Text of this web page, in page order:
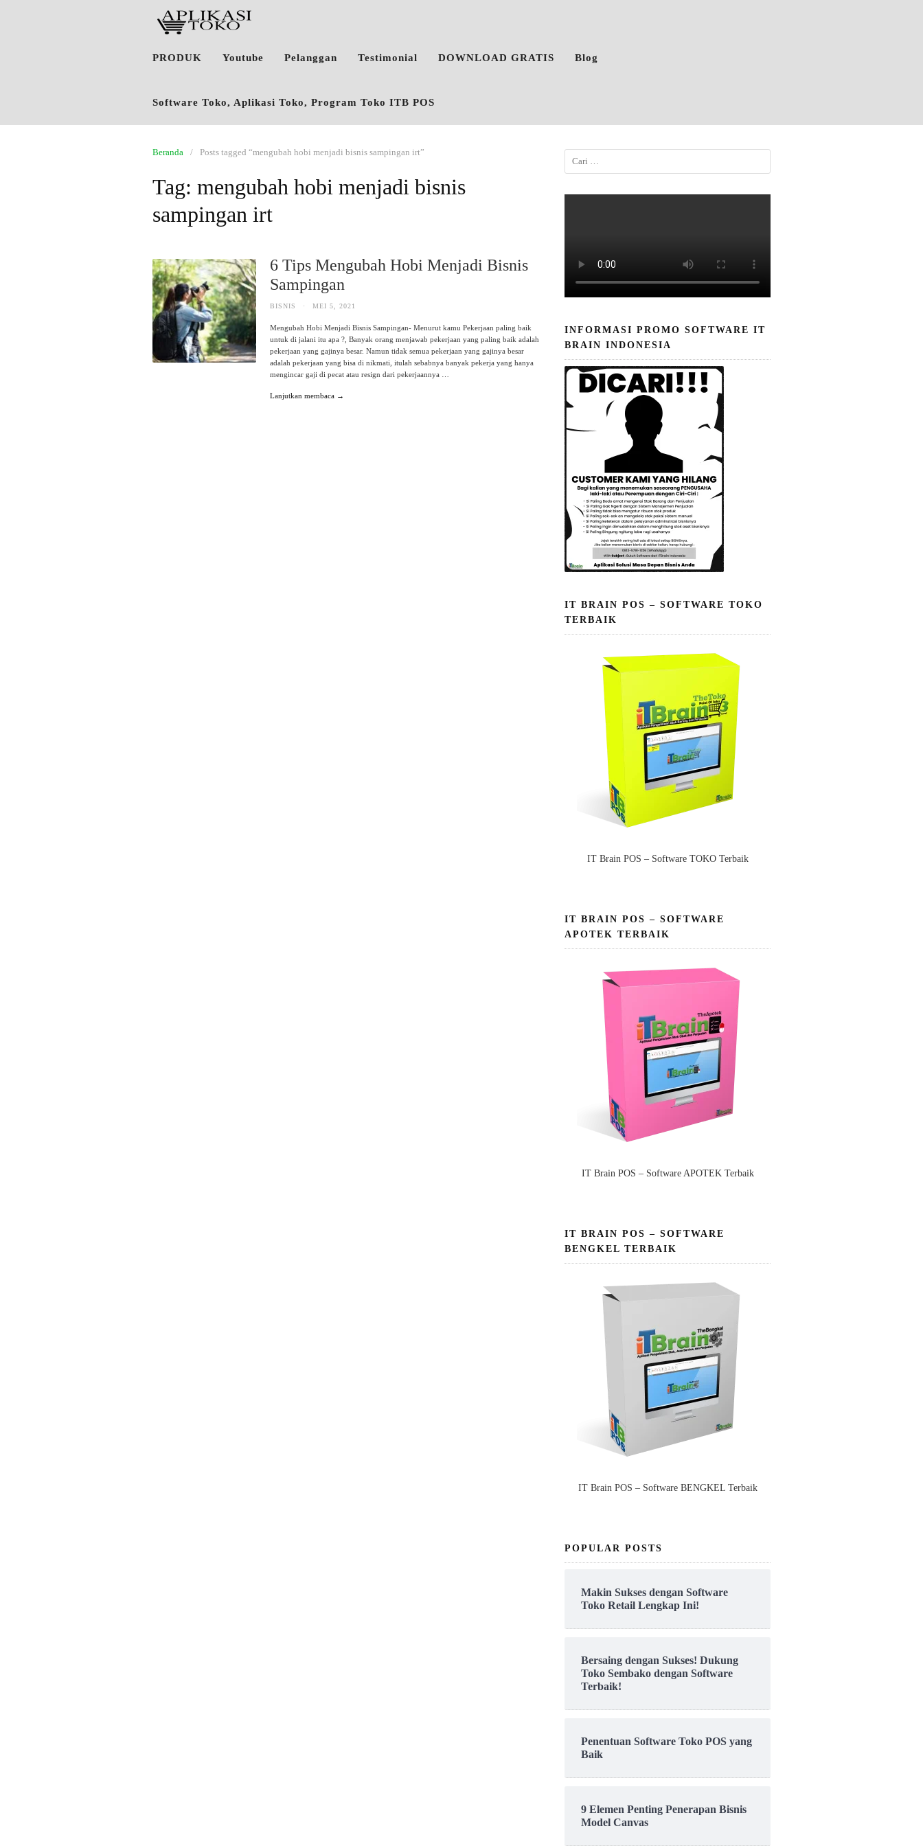
PRODUK Youtube Pelanggan Testimonial DOWNLOAD GRATIS Blog
Software Toko, Aplikasi Toko, Program Toko ITB POS
Beranda Posts tagged “mengubah hobi menjadi bisnis sampingan irt”
Tag: mengubah hobi menjadi bisnis
sampingan irt
6 Tips Mengubah Hobi Menjadi Bisnis
Sampingan
BISNIS · MEI 5, 2021
Mengubah Hobi Menjadi Bisnis Sampingan- Menurut kamu Pekerjaan paling baik
untuk di jalani itu apa ?, Banyak orang menjawab pekerjaan yang paling baik adalah
pekerjaan yang gajinya besar. Namun tidak semua pekerjaan yang gajinya besar
adalah pekerjaan yang bisa di nikmati, itulah sebabnya banyak pekerja yang hanya
mengincar gaji di pecat atau resign dari pekerjaannya …
Lanjutkan membaca →
INFORMASI PROMO SOFTWARE IT
BRAIN INDONESIA
IT BRAIN POS – SOFTWARE TOKO
TERBAIK
IT Brain POS – Software TOKO Terbaik
IT BRAIN POS – SOFTWARE
APOTEK TERBAIK
IT Brain POS – Software APOTEK Terbaik
IT BRAIN POS – SOFTWARE
BENGKEL TERBAIK
IT Brain POS – Software BENGKEL Terbaik
POPULAR POSTS
Makin Sukses dengan Software
Toko Retail Lengkap Ini!
Bersaing dengan Sukses! Dukung
Toko Sembako dengan Software
Terbaik!
Penentuan Software Toko POS yang
Baik
9 Elemen Penting Penerapan Bisnis
Model Canvas